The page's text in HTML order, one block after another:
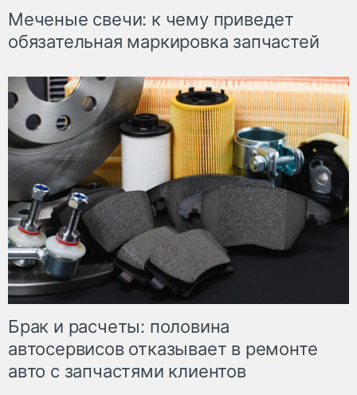
Меченые свечи: к чему приведет
обязательная маркировка запчастей
Брак и расчеты: половина
автосервисов отказывает в ремонте
авто с запчастями клиентов